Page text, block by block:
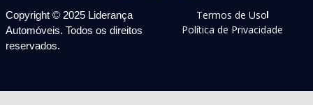
Copyright © 2025 Liderança
Automóveis. Todos os direitos
reservados.
Termos de Uso
Política de Privacidade